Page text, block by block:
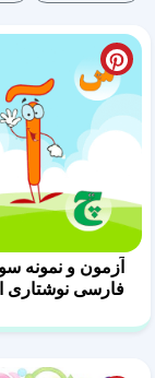
آزمون و نمونه
فارسی نوشتاری